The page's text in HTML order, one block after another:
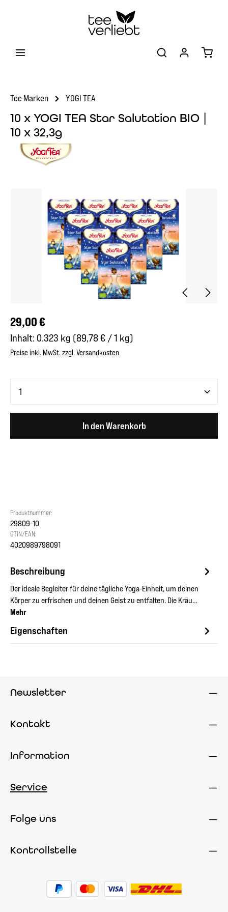
Tee Marken YOGI TEA
10 x YOGI TEA Star Salutation BIO |
10 x 32,3g
Regulärer Preis:
29,00 €
Inhalt: 0.323 kg (89,78 € / 1 kg)
Preise inkl. MwSt. zzgl. Versandkosten
In den Warenkorb
Produktnummer:
29809-10
GTIN/EAN:
4020989798091
Beschreibung
Der ideale Begleiter für deine tägliche Yoga-Einheit, um deinen
Körper zu erfrischen und deinen Geist zu entfalten. Die Kräu…
Mehr
Eigenschaften
Newsletter
Kontakt
Information
Service
Folge uns
Kontrollstelle